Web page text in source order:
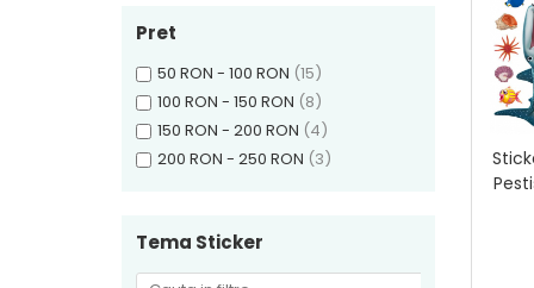
Pret
50 RON - 100 RON (15)
100 RON - 150 RON (8)
150 RON - 200 RON (4)
200 RON - 250 RON (3)
Tema Sticker